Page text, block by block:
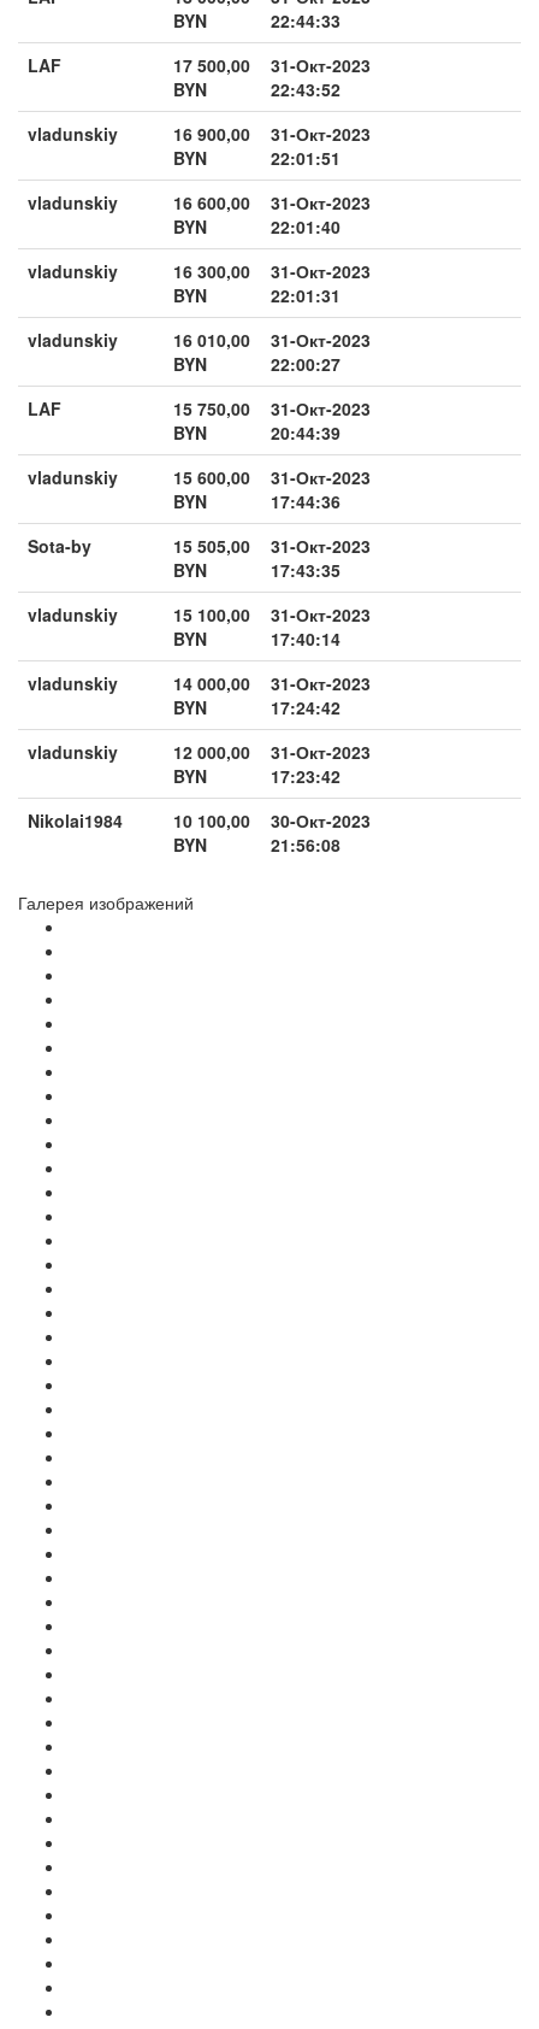
BYN
22:44:33
LAF
17 500,00
BYN
31-Окт-2023
22:43:52
vladunskiy
16 900,00
BYN
31-Окт-2023
22:01:51
vladunskiy
16 600,00
BYN
31-Окт-2023
22:01:40
vladunskiy
16 300,00
BYN
31-Окт-2023
22:01:31
vladunskiy
16 010,00
BYN
31-Окт-2023
22:00:27
LAF
15 750,00
BYN
31-Окт-2023
20:44:39
vladunskiy
15 600,00
BYN
31-Окт-2023
17:44:36
Sota-by
15 505,00
BYN
31-Окт-2023
17:43:35
vladunskiy
15 100,00
BYN
31-Окт-2023
17:40:14
vladunskiy
14 000,00
BYN
31-Окт-2023
17:24:42
vladunskiy
12 000,00
BYN
31-Окт-2023
17:23:42
Nikolai1984
10 100,00
BYN
30-Окт-2023
21:56:08
Галерея изображений